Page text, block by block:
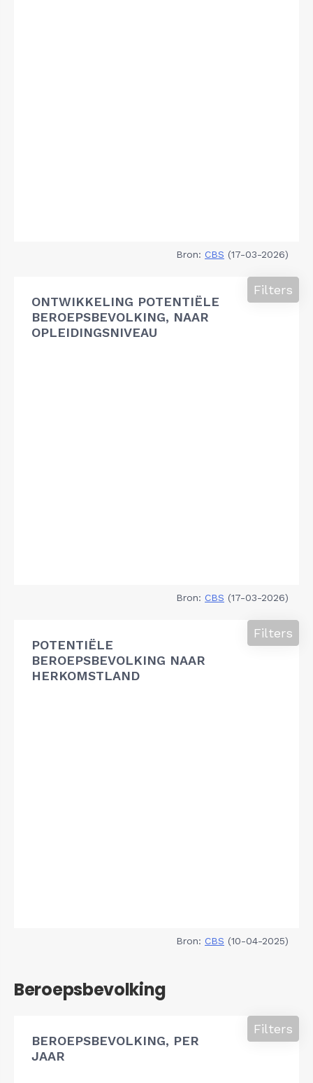
Bron: CBS (17-03-2026)
ONTWIKKELING POTENTIËLE
BEROEPSBEVOLKING, NAAR
OPLEIDINGSNIVEAU
Filters
Bron: CBS (17-03-2026)
POTENTIËLE
BEROEPSBEVOLKING NAAR
HERKOMSTLAND
Filters
Bron: CBS (10-04-2025)
Beroepsbevolking
BEROEPSBEVOLKING, PER
JAAR
Filters